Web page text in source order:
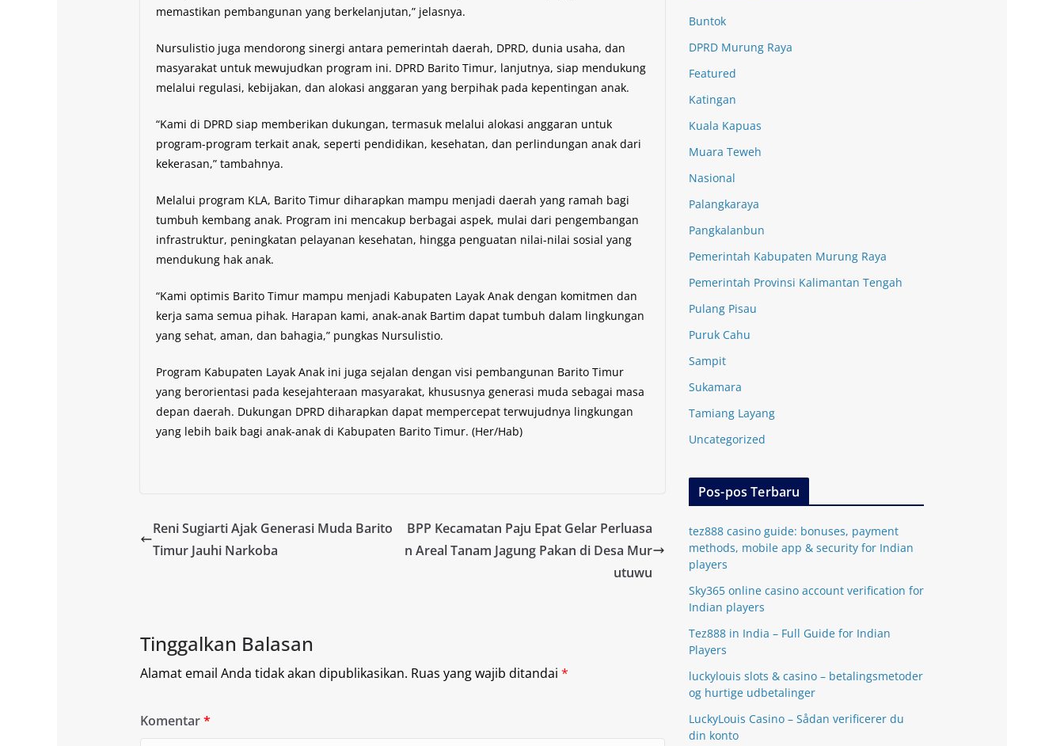
memastikan pembangunan yang berkelanjutan,” jelasnya.
Nursulistio juga mendorong sinergi antara pemerintah daerah, DPRD, dunia usaha, dan
masyarakat untuk mewujudkan program ini. DPRD Barito Timur, lanjutnya, siap mendukung
melalui regulasi, kebijakan, dan alokasi anggaran yang berpihak pada kepentingan anak.
“Kami di DPRD siap memberikan dukungan, termasuk melalui alokasi anggaran untuk
program-program terkait anak, seperti pendidikan, kesehatan, dan perlindungan anak dari
kekerasan,” tambahnya.
Melalui program KLA, Barito Timur diharapkan mampu menjadi daerah yang ramah bagi
tumbuh kembang anak. Program ini mencakup berbagai aspek, mulai dari pengembangan
infrastruktur, peningkatan pelayanan kesehatan, hingga penguatan nilai-nilai sosial yang
mendukung hak anak.
“Kami optimis Barito Timur mampu menjadi Kabupaten Layak Anak dengan komitmen dan
kerja sama semua pihak. Harapan kami, anak-anak Bartim dapat tumbuh dalam lingkungan
yang sehat, aman, dan bahagia,” pungkas Nursulistio.
Program Kabupaten Layak Anak ini juga sejalan dengan visi pembangunan Barito Timur
yang berorientasi pada kesejahteraan masyarakat, khususnya generasi muda sebagai masa
depan daerah. Dukungan DPRD diharapkan dapat mempercepat terwujudnya lingkungan
yang lebih baik bagi anak-anak di Kabupaten Barito Timur. (Her/Hab)
Reni Sugiarti Ajak Generasi Muda Barito
Timur Jauhi Narkoba
BPP Kecamatan Paju Epat Gelar Perluasa
n Areal Tanam Jagung Pakan di Desa Mur
utuwu
Tinggalkan Balasan
Alamat email Anda tidak akan dipublikasikan. Ruas yang wajib ditandai *
Komentar*
Buntok
DPRD Murung Raya
Featured
Katingan
Kuala Kapuas
Muara Teweh
Nasional
Palangkaraya
Pangkalanbun
Pemerintah Kabupaten Murung Raya
Pemerintah Provinsi Kalimantan Tengah
Pulang Pisau
Puruk Cahu
Sampit
Sukamara
Tamiang Layang
Uncategorized
Pos-pos Terbaru
tez888 casino guide: bonuses, payment
methods, mobile app & security for Indian
players
Sky365 online casino account verification for
Indian players
Tez888 in India – Full Guide for Indian
Players
luckylouis slots & casino – betalingsmetoder
og hurtige udbetalinger
LuckyLouis Casino – Sådan verificerer du
din konto